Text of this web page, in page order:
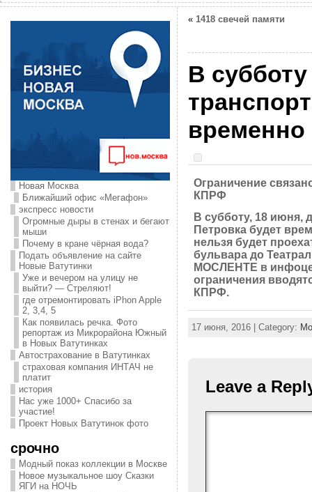
Новая Москва
Ближайший офис «Мегафон»
экспресс новости
Огромные дыры в стенах и бегают
мыши
Почему в кране чёрная вода?
Подать объявление на сайте
Новые Ватутинки
Уже и вечером на улицу не
выйти? — Стреляют!
где отремонтировать iPhon Apple
2, 3,4, 5
Как появилась речка. Фото
репортаж из Микрорайона Южный
в Новых Ватутинках
Автострахование в Ватутинках
страховая компания ИНТАЧ не
платит
история
Нас уже 1000+ Спасибо за
участие!
Проект Новых Ватутинок фото
срочно
Модный показ коллекции в Москве
Новое музыкальное шоу Сказки
ЯГИ на НОЧЬ
« 1418 свечей памяти
В
временно
Ограничение
КПРФ
В субботу, 18 июня,
Петровка будет
нельзя будет
бульвара до
МОСЛЕНТЕ в
ограничения
КПРФ.
17 июня, 2016 | Category:
Leave a